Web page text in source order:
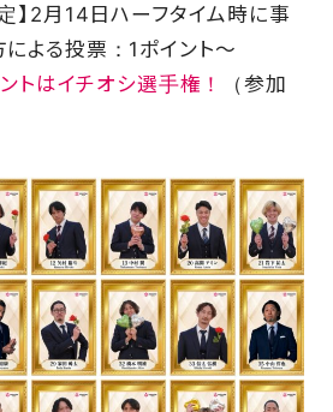
】2月14日ハーフタイム時に事
による投票：1ポイント～
はイチオシ選手権！
（参加